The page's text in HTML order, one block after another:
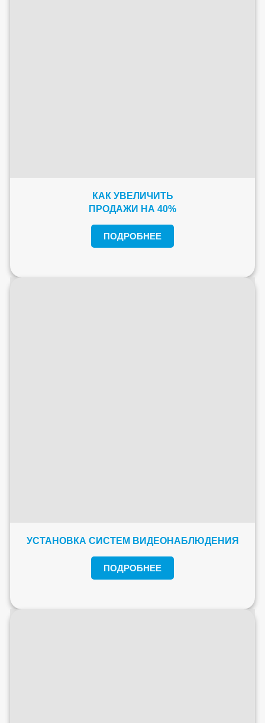
КАК УВЕЛИЧИТЬ
ПРОДАЖИ НА 40%
ПОДРОБНЕЕ
УСТАНОВКА СИСТЕМ ВИДЕОНАБЛЮДЕНИЯ
ПОДРОБНЕЕ